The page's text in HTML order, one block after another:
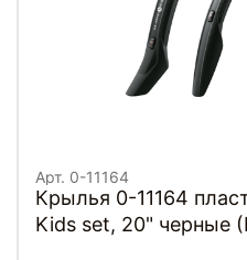
Арт. 0-11164
Крылья 0-11164